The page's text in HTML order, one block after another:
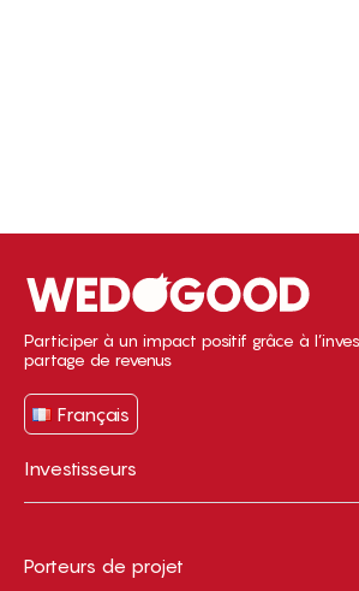
Participer à un impact positif grâce à
partage de revenus
Français
Investisseurs
Porteurs de projet